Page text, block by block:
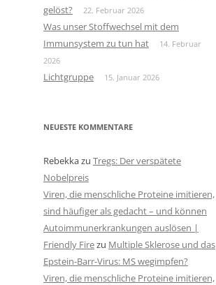
gelöst?
22. Februar 2026
Was unser Stoffwechsel mit dem
Immunsystem zu tun hat
14. Februar
2026
Lichtgruppe 15. Januar 2026
NEUESTE KOMMENTARE
Rebekkazu Tregs: Der verspätete
Nobelpreis
Viren, die menschliche Proteine imitieren,
sind häufiger als gedacht – und können
Autoimmunerkrankungen auslösen |
Friendly Firezu Multiple Sklerose und das
Epstein-Barr-Virus: MS wegimpfen?
Viren, die menschliche Proteine imitieren,